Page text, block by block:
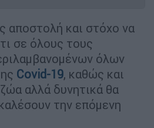
αποστολή και στόχο να
σε όλους τους
όλων
Covid-19, καθώς και
αλλά δυνητικά θα
την επόμενη